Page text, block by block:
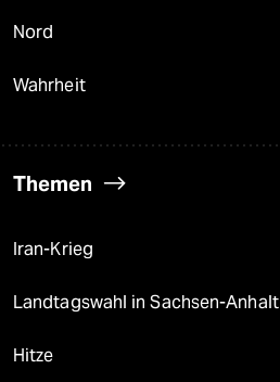
Nord
Wahrheit
Themen
Iran-Krieg
Landtagswahl in Sachsen-Anhalt
Hitze